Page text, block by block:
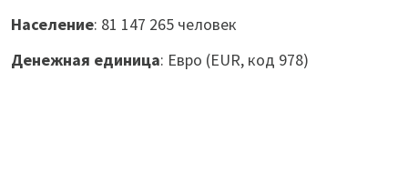
Население: 81 147 265 человек
Денежная единица: Евро (EUR, код 978)